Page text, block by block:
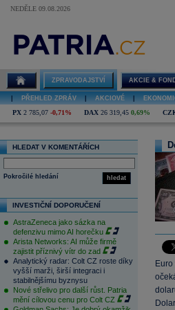
NEDĚLE 09.08.2026
ZPRAVODAJSTVÍ AKCIE &
PŘEHLED ZPRÁV AKCIOVÉ
PX 2 785,07 -0,71% DAX 26 319,45 0,69%
HLEDAT V KOMENTÁŘÍCH
hledat
Pokročilé hledání
INVESTIČNÍ DOPORUČENÍ
AstraZeneca jako sázka na
defenzivu mimo AI horečku
Arista Networks: AI může firmě
zajistit příznivý vítr do zad
Analytický radar: Colt CZ roste díky
vyšší marži, širší integraci i
stabilnějšímu byznysu
Nové střelivo pro další růst. Patria
mění cílovou cenu pro Colt CZ